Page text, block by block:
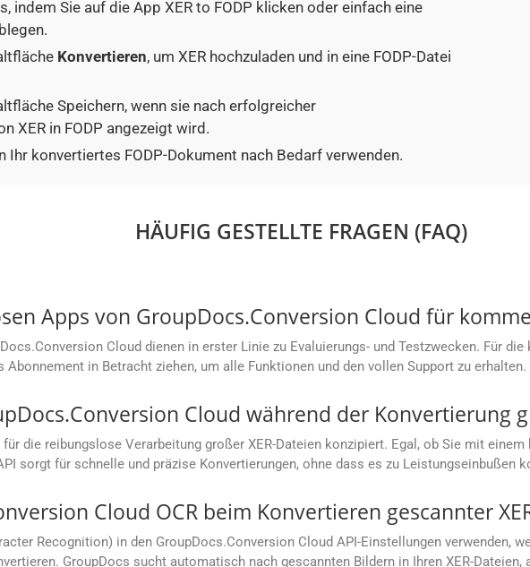
indem Sie auf die App XER to FODP klicken oder einfach eine
Konvertieren, um XER hochzuladen und in eine FODP-Datei
Speichern, wenn sie nach erfolgreicher
XER in FODP angezeigt wird.
Ihr konvertiertes FODP-Dokument nach Bedarf verwenden.
HÄUFIG GESTELLTE FRAGEN (FAQ)
Apps von GroupDocs.Conversion Cloud für
Cloud dienen in erster Linie zu Evaluierungs- und Testzwecken. Für
in Betracht ziehen, um alle Funktionen und den vollen Support zu erhalten.
Cloud während der Konvertierung
die reibungslose Verarbeitung großer XER-Dateien konzipiert. Egal, ob Sie mit
sorgt für schnelle und präzise Konvertierungen, ohne dass es zu Leistungseinbußen
Cloud OCR beim Konvertieren gescannter
Recognition) in den GroupDocs.Conversion Cloud API-Einstellungen verwenden,
GroupDocs sucht automatisch nach gescannten Bildern in Ihren XER-